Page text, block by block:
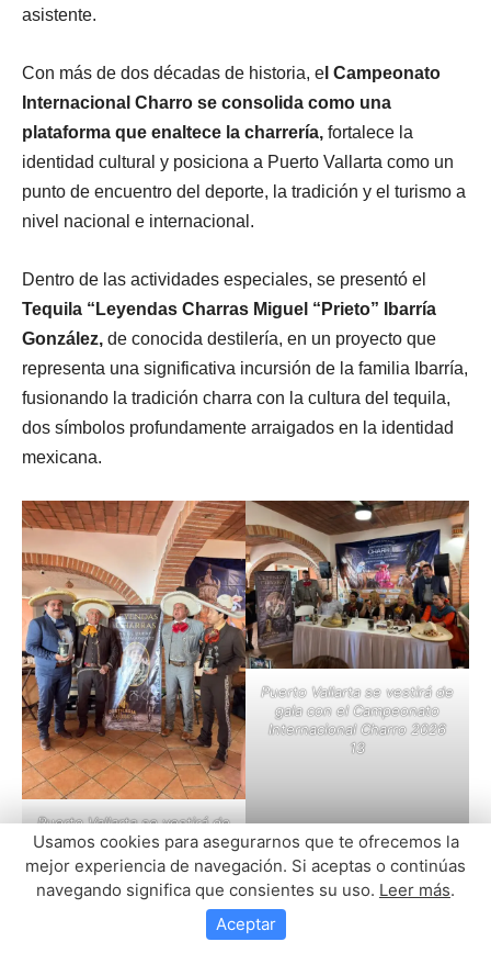
Usamos cookies para asegurarnos que te ofrecemos la
mejor experiencia de navegación. Si aceptas o continúas
navegando significa que consientes su uso. Leer más.
Aceptar